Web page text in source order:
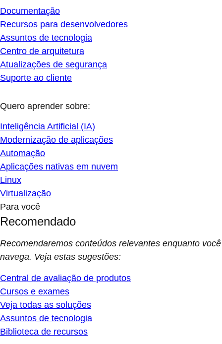
Documentação
Recursos para desenvolvedores
Assuntos de tecnologia
Centro de arquitetura
Atualizações de segurança
Suporte ao cliente
Quero aprender sobre:
Inteligência Artificial (IA)
Modernização de aplicações
Automação
Aplicações nativas em nuvem
Linux
Virtualização
Para você
Recomendado
Recomendaremos conteúdos relevantes enquanto você
navega. Veja estas sugestões:
Central de avaliação de produtos
Cursos e exames
Veja todas as soluções
Assuntos de tecnologia
Biblioteca de recursos